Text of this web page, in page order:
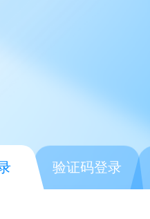
验证码登录